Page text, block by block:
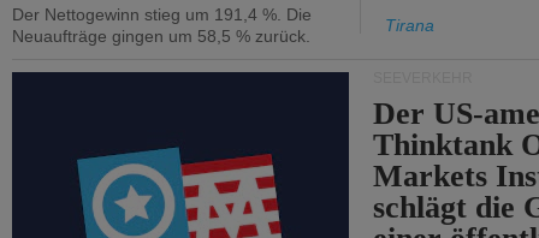
Der Nettogewinn stieg um 191,4 %. Die
Neuaufträge gingen um 58,5 % zurück.
Tirana
Der US-
Thinktank
Markets
schlägt die